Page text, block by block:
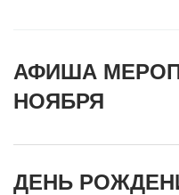
АФИША
НОЯБРЯ
ДЕНЬ